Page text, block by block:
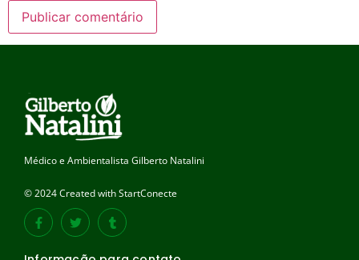
Médico e Ambientalista Gilberto Natalini
© 2024 Created with StartConecte